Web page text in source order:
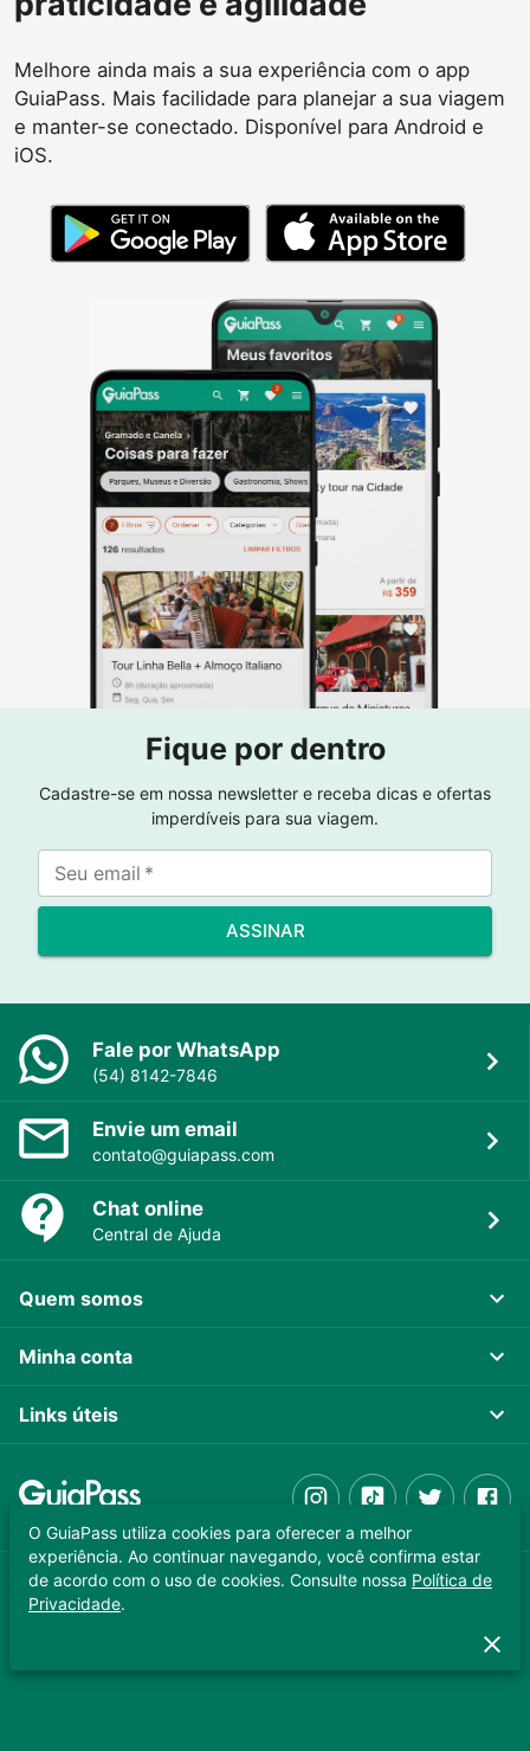
Melhore ainda mais a sua experiência com o app
GuiaPass. Mais facilidade para planejar a sua viagem
e manter-se conectado. Disponível para Android e
iOS.
Fique por dentro
Cadastre-se em nossa newsletter e receba dicas e ofertas
imperdíveis para sua viagem.
Seu email *
ASSINAR
Fale por WhatsApp
(54) 8142-7846
Envie um email
contato@guiapass.com
Chat online
Central de Ajuda
Quem somos
Minha conta
Links úteis
GUIAPASS TECNOLOGIA LTDA. CNPJ 37.989.806/0001-64
Copyright © 2025 - Todos os direitos reservados
O GuiaPass utiliza cookies para oferecer a melhor
experiência. Ao continuar navegando, você confirma estar
de acordo com o uso de cookies. Consulte nossa Política de
Privacidade.